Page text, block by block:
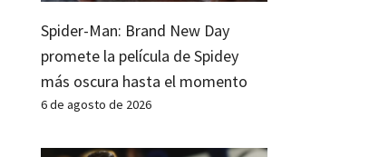
Spider-Man: Brand New Day
promete la película de Spidey
más oscura hasta el momento
6 de agosto de 2026